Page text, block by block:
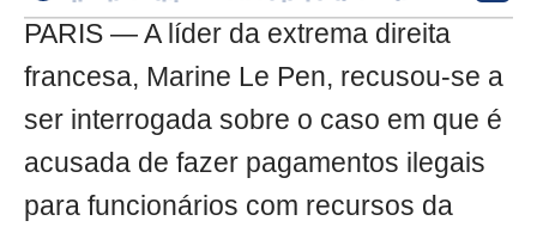
PARIS — A líder da extrema direita
francesa, Marine Le Pen, recusou-se a
ser interrogada sobre o caso em que é
acusada de fazer pagamentos ilegais
para funcionários com recursos da